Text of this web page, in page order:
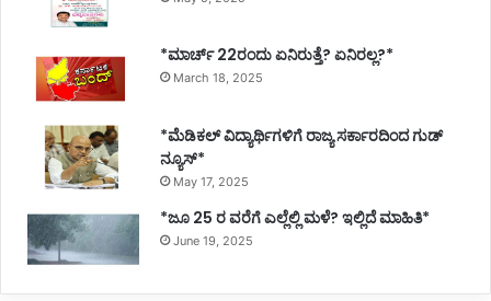
*ಮಾರ್ಚ್ 22ರಂದು ಏನಿರುತ್ತೆ? ಏನಿರಲ್ಲ?*
March 18, 2025
*ಮೆಡಿಕಲ್ ವಿದ್ಯಾರ್ಥಿಗಳಿಗೆ ರಾಜ್ಯ ಸರ್ಕಾರದಿಂದ ಗುಡ್
ನ್ಯೂಸ್*
May 17, 2025
*ಜೂ 25 ರ ವರೆಗೆ ಎಲ್ಲೆಲ್ಲಿ ಮಳೆ? ಇಲ್ಲಿದೆ ಮಾಹಿತಿ*
June 19, 2025